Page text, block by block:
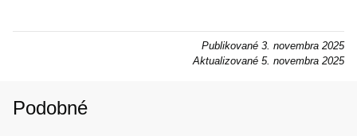
Publikované 3. novembra 2025
Aktualizované 5. novembra 2025
Podobné